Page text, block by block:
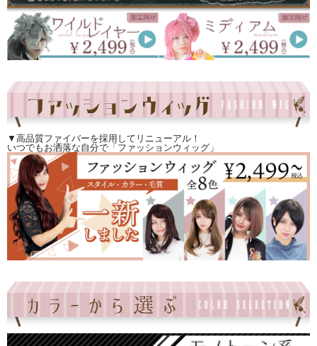
▼高品質ファイバーを採用してリニューアル！
いつでもお洒落な自分で「ファッションウィッグ」